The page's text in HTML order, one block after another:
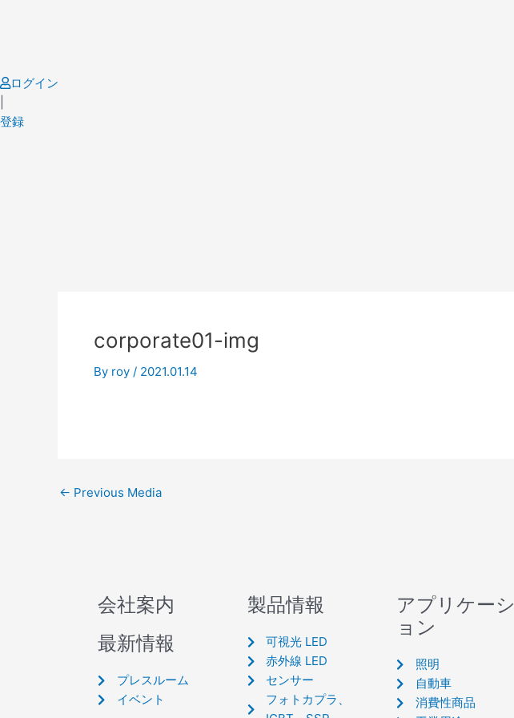
ログイン
登録
corporate01-img
By roy / 2021.01.14
← Previous Media
会社案内
最新情報
プレスルーム
イベント
製品情報
可視光 LED
赤外線 LED
センサー
フォトカプラ、
アプリケーシ
ョン
照明
自動車
消費性商品